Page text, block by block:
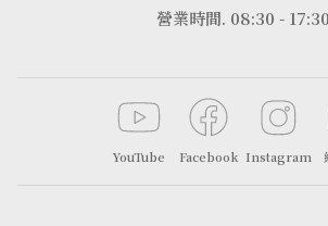
營業時間. 08:30 - 17:30
YouTube Facebook Instagram